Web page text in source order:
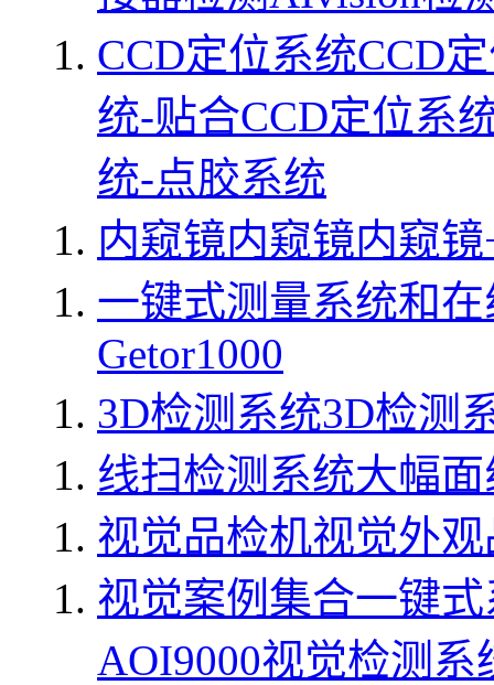
CCD定位系统CCD
统-贴合CCD定位系
统-点胶系统
内窥镜内窥镜内窥
一键式测量系统和
Getor1000
3D检测系统3D检测
线扫检测系统大幅
视觉品检机视觉外观
视觉案例集合一键
AOI9000视觉检测系